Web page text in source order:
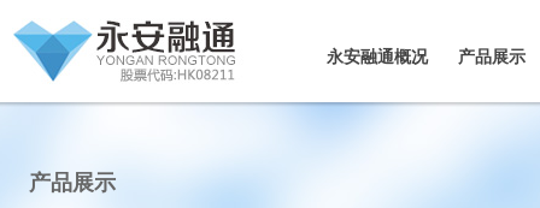
永安融通概况 产品展示
产品展示